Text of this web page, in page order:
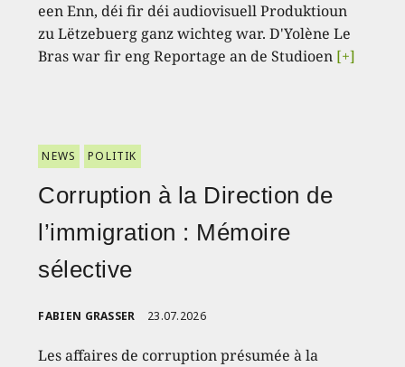
een Enn, déi fir déi audiovisuell Produktioun
zu Lëtzebuerg ganz wichteg war. D'Yolène Le
Bras war fir eng Reportage an de Studioen [+]
NEWS POLITIK
Corruption à la Direction de
l’immigration : Mémoire
sélective
FABIEN GRASSER 23.07.2026
Les affaires de corruption présumée à la